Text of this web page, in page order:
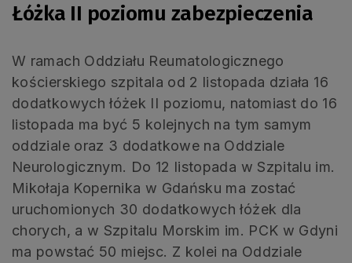
Łóżka II poziomu zabezpieczenia
W ramach Oddziału Reumatologicznego
kościerskiego szpitala od 2 listopada działa 16
dodatkowych łóżek II poziomu, natomiast do 16
listopada ma być 5 kolejnych na tym samym
oddziale oraz 3 dodatkowe na Oddziale
Neurologicznym. Do 12 listopada w Szpitalu im.
Mikołaja Kopernika w Gdańsku ma zostać
uruchomionych 30 dodatkowych łóżek dla
chorych, a w Szpitalu Morskim im. PCK w Gdyni
ma powstać 50 miejsc. Z kolei na Oddziale